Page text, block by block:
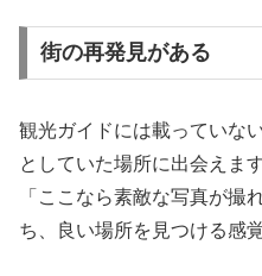
街の再発見がある
観光ガイドには載っていな
としていた場所に出会えます
「ここなら素敵な写真が撮
ち、良い場所を見つける感